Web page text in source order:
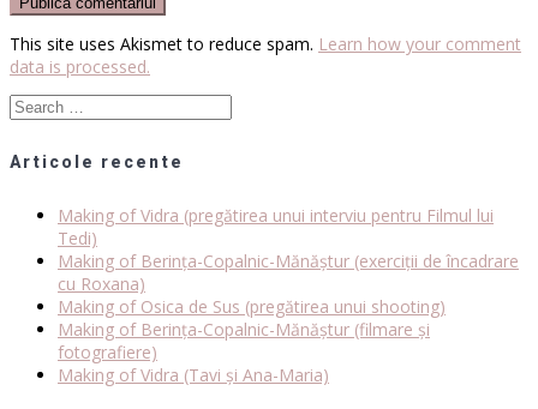
This site uses Akismet to reduce spam. Learn how your comment
data is processed.
Search
for:
Articole recente
Making of Vidra (pregătirea unui interviu pentru Filmul lui
Tedi)
Making of Berința-Copalnic-Mănăștur (exerciții de încadrare
cu Roxana)
Making of Osica de Sus (pregătirea unui shooting)
Making of Berința-Copalnic-Mănăștur (filmare și
fotografiere)
Making of Vidra (Tavi și Ana-Maria)